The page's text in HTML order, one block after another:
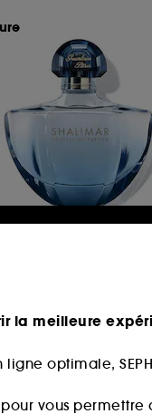
94
/ 100ml
la meilleure
optimale,
pour vous